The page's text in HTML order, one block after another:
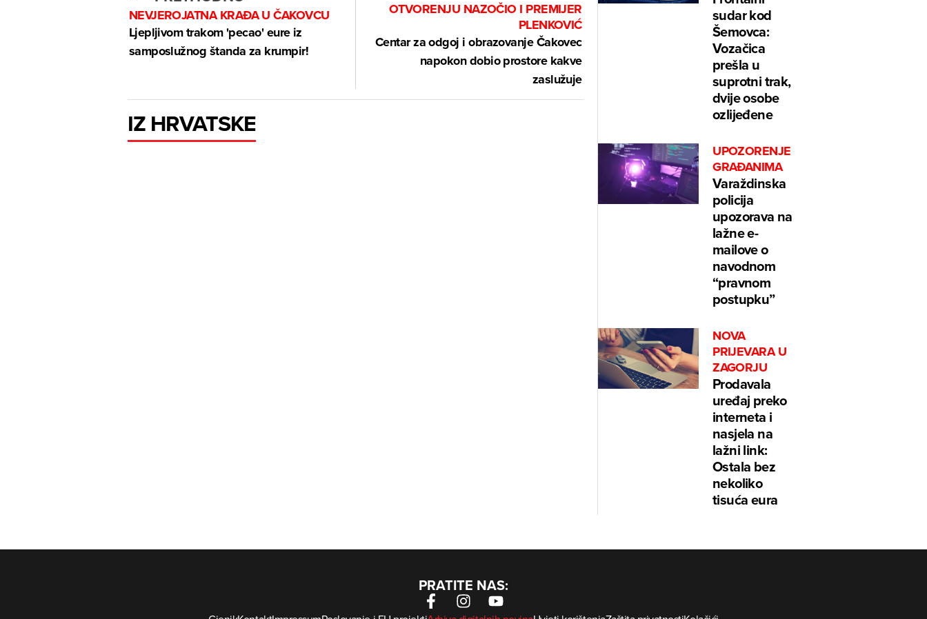
NEVJEROJATNA KRAĐA U ČAKOVCU
Ljepljivom trakom 'pecao' eure iz
samposlužnog štanda za krumpir!
OTVORENJU NAZOČIO I PREMIJER
PLENKOVIĆ
Centar za odgoj i obrazovanje Čakovec
napokon dobio prostore kakve
zaslužuje
IZ HRVATSKE
sudar kod
Šemovca:
Vozačica
prešla u
suprotni trak,
dvije osobe
ozlijeđene
UPOZORENJE
GRAĐANIMA
Varaždinska
policija
upozorava na
lažne e-
mailove o
navodnom
“pravnom
postupku”
NOVA
PRIJEVARA U
ZAGORJU
Prodavala
uređaj preko
interneta i
nasjela na
lažni link:
Ostala bez
nekoliko
tisuća eura
PRATITE NAS: